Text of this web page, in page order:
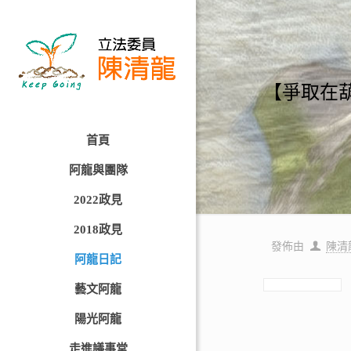
首頁
阿龍與團隊
2022政見
2018政見
阿龍日記
藝文阿龍
陽光阿龍
【爭取在
發佈由 陳